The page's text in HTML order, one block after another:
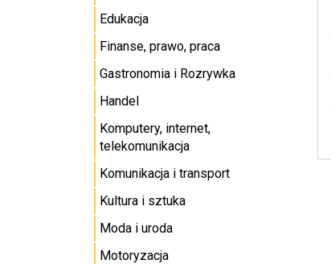
Edukacja
Finanse, prawo, praca
Gastronomia i Rozrywka
Handel
Komputery, internet,
telekomunikacja
Komunikacja i transport
Kultura i sztuka
Moda i uroda
Motoryzacja